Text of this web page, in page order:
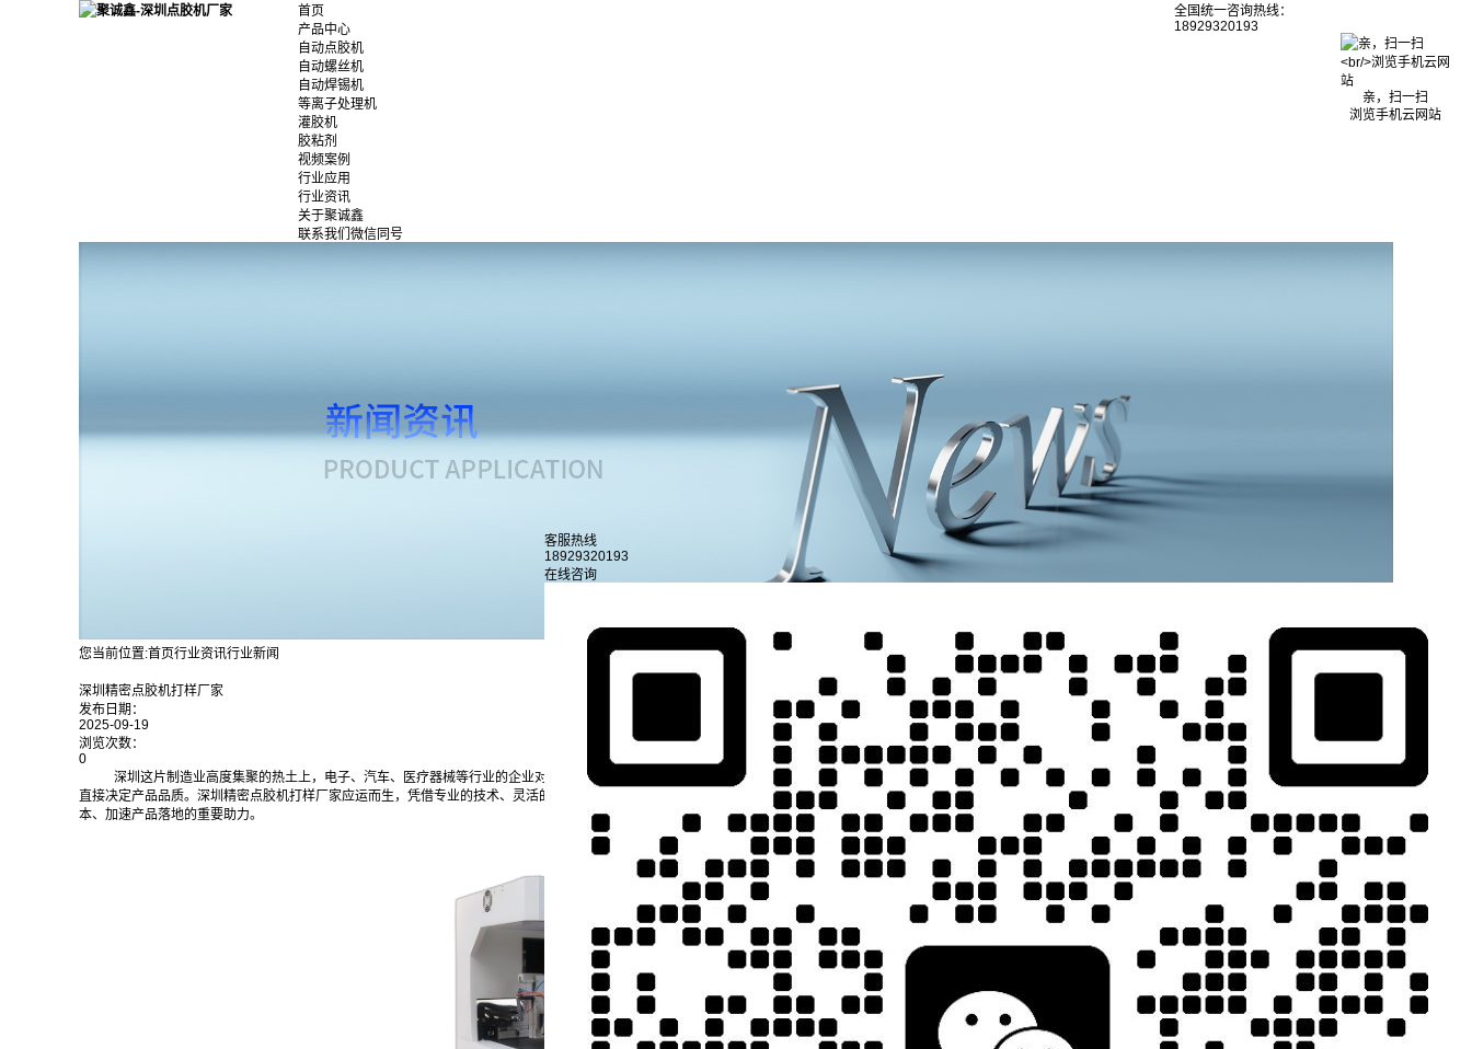
首页
产品中心
自动点胶机
自动螺丝机
自动焊锡机
等离子处理机
灌胶机
胶粘剂
视频案例
行业应用
行业资讯
关于聚诚鑫
联系我们微信同号
全国统一咨询热线：
18929320193
您当前位置:首页行业资讯行业新闻
行业新闻
公司新闻
深圳精密点胶机打样厂家
发布日期：
2025-09-19
浏览次数：
0
深圳这片制造业高度集聚的热土上，电子、汽车、医疗器械等行业的企业对产品精度与生产效率的追求日益严苛，而精密点胶工艺作为产品制造的关键环节，其效果
直接决定产品品质。深圳精密点胶机打样厂家应运而生，凭借专业的技术、灵活的服务，为企业在正式量产前提供精准的工艺验证，成为企业攻克点胶难题、降低试错成
本、加速产品落地的重要助力。
相关推荐
JCX-PUR331聚诚鑫热熔胶点胶机
客服热线
18929320193
在线咨询
亲，扫一扫
浏览手机云网站